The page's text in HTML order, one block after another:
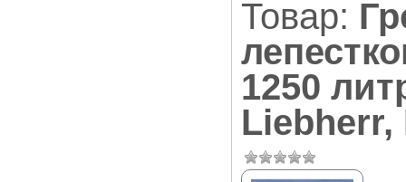
Товар:
1250
Liebherr,